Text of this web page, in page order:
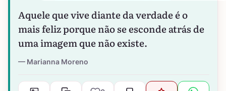
Aquele que vive diante da verdade é o
mais feliz porque não se esconde atrás de
uma imagem que não existe.
Marianna Moreno